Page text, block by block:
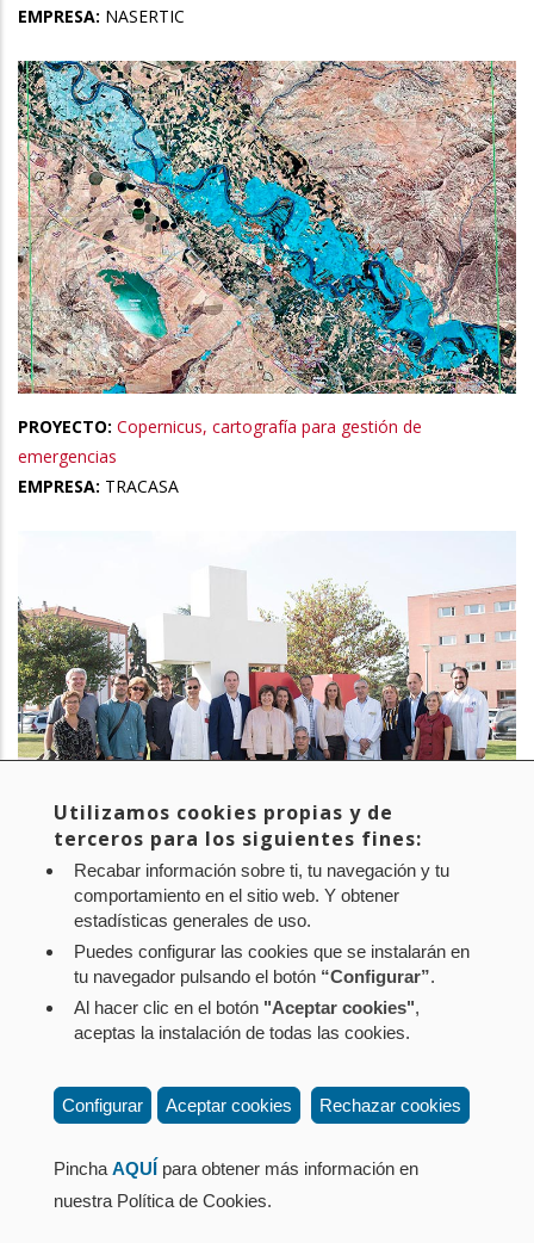
EMPRESA: NASERTIC
PROYECTO: Copernicus, cartografía para gestión de
emergencias
EMPRESA: TRACASA
PROYECTO:NAGEN 1000
EMPRESA:NASERTIC
Política de privacidad
Política de cookies
Contacto: Paseo de Sarasate nº 38, 2º Dcha - 31001
Pamplona (Navarra) Tel.: 848 42 08 72
corporacion@cpen.es
Utilizamos cookies propias y de
terceros para los siguientes fines:
Recabar información sobre ti, tu navegación y tu
comportamiento en el sitio web. Y obtener
estadísticas generales de uso.
Puedes configurar las cookies que se instalarán en
tu navegador pulsando el botón “Configurar”.
Al hacer clic en el botón "Aceptar cookies",
aceptas la instalación de todas las cookies.
Configurar Aceptar cookies Rechazar cookies
Pincha AQUÍ para obtener más información en
nuestra Política de Cookies.